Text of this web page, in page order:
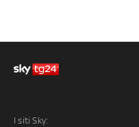
I siti Sky: